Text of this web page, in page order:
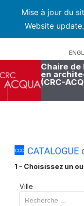
Mise à jour du
Website
Chaire de
en
(CRC-
1 - Choisissez un
Ville
Recherche ...